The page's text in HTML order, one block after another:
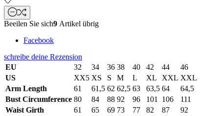
Beeilen Sie sich9 Artikel übrig
Facebook
schreibe deine Rezension
EU
32 34 36 38 40 42 44
46
US
XX5 XS S M L XL XXL XXL
Arm Length
61 61,5 62 62,5 63 63,5 64
64,5
Bust Circumference 80 84 88 92 96 101 106
111
Waist Girth
61 65 69 73 77 82 87
92